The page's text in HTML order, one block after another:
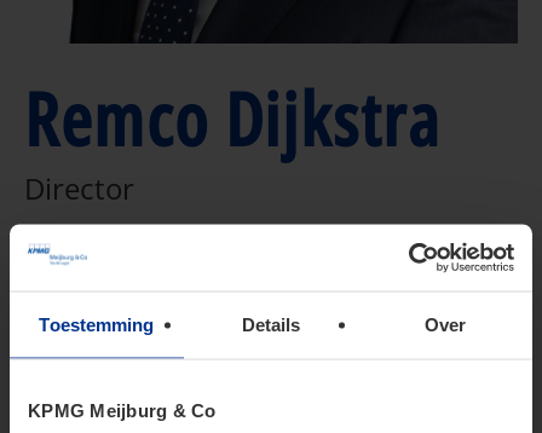
Toestemming Details Over
KPMG Meijburg & Co
Remco Dijkstra
Director
dijkstra.remco@kpmg.com
Meijburg Zwolle